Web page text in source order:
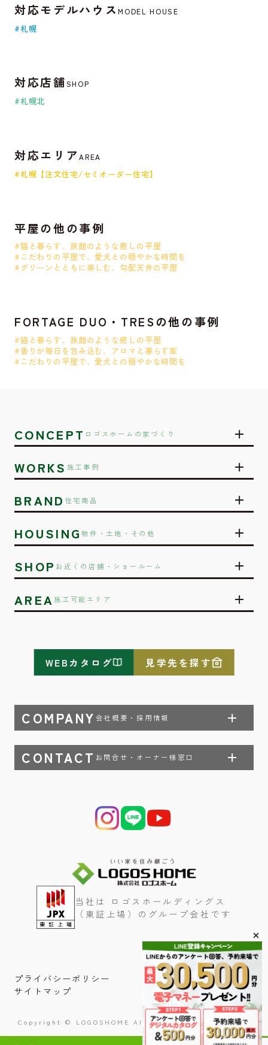
対応モデルハウスMODEL HOUSE
#札幌
対応店舗SHOP
#札幌北
対応エリアAREA
#札幌【注文住宅/セミオーダー住宅】
平屋の他の事例
#猫と暮らす、旅館のような癒しの平屋
#こだわりの平屋で、愛犬との穏やかな時間を
#グリーンとともに楽しむ、勾配天井の平屋
FORTAGE DUO・TRESの他の事例
#猫と暮らす、旅館のような癒しの平屋
#香りが毎日を包み込む、アロマと暮らす家
#こだわりの平屋で、愛犬との穏やかな時間を
CONCEPT ロゴスホームの家づくり
WORKS 施工事例
BRAND 住宅商品
HOUSING物件・土地・その他
SHOP お近くの店舗・ショールーム
AREA施工可能エリア
COMPANY 会社概要・採用情報
CONTACT お問合せ・オーナー様窓口
WEBカタログ 見学先を探す
当社は ロゴスホールディングス
（東証上場）のグループ会社です
プライバシーポリシー
サイトマップ
Copyright © LOGOSHOME All Rights Reserved.